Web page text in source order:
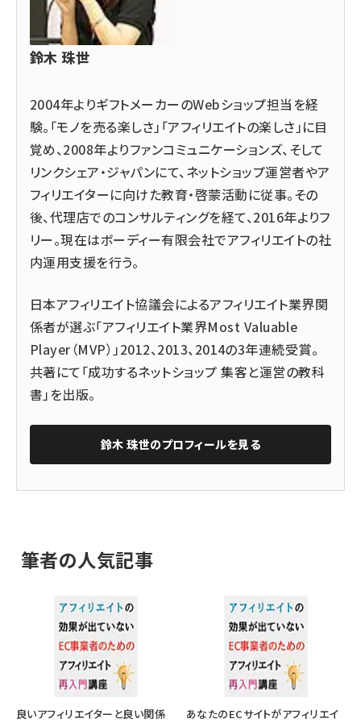
鈴木 珠世
2004年よりギフトメーカーのWebショップ担当を経
験。「モノを売る楽しさ」「アフィリエイトの楽しさ 」に目
覚め、2008年よりファンコミュニケーションズ、そして
リンクシェア・ジャパンにて、ネットショップ運営者やア
フィリエイターに向けた教育・啓蒙活動に従事。その
後、代理店でのコンサルティングを経て、2016年よりフ
リー。現在はボーディー有限会社でアフィリエイトの社
内運用支援を行う。
日本アフィリエイト協議会によるアフィリエイト業界関
係者が選ぶ「アフィリエイト業界Most Valuable
Player（MVP）」2012、2013、2014の3年連続受賞。
共著にて「成功するネットショップ 集客と運営の教科
書 」を出版。
鈴木 珠世のプロフィールを見る
筆者の人気記事
良いアフィリエイターと良い関係
あなたのECサイトがアフィリエイ